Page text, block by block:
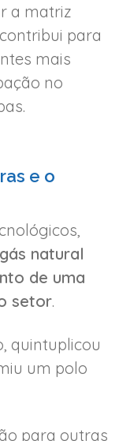
a matriz
para
mais
no
e o
natural
de uma
setor.
quintuplicou
um polo
para outras